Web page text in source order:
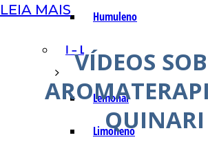
Humuleno
I – L
Lemonal
Limoneno
LEIA MAIS
VÍDEOS
QUINARI